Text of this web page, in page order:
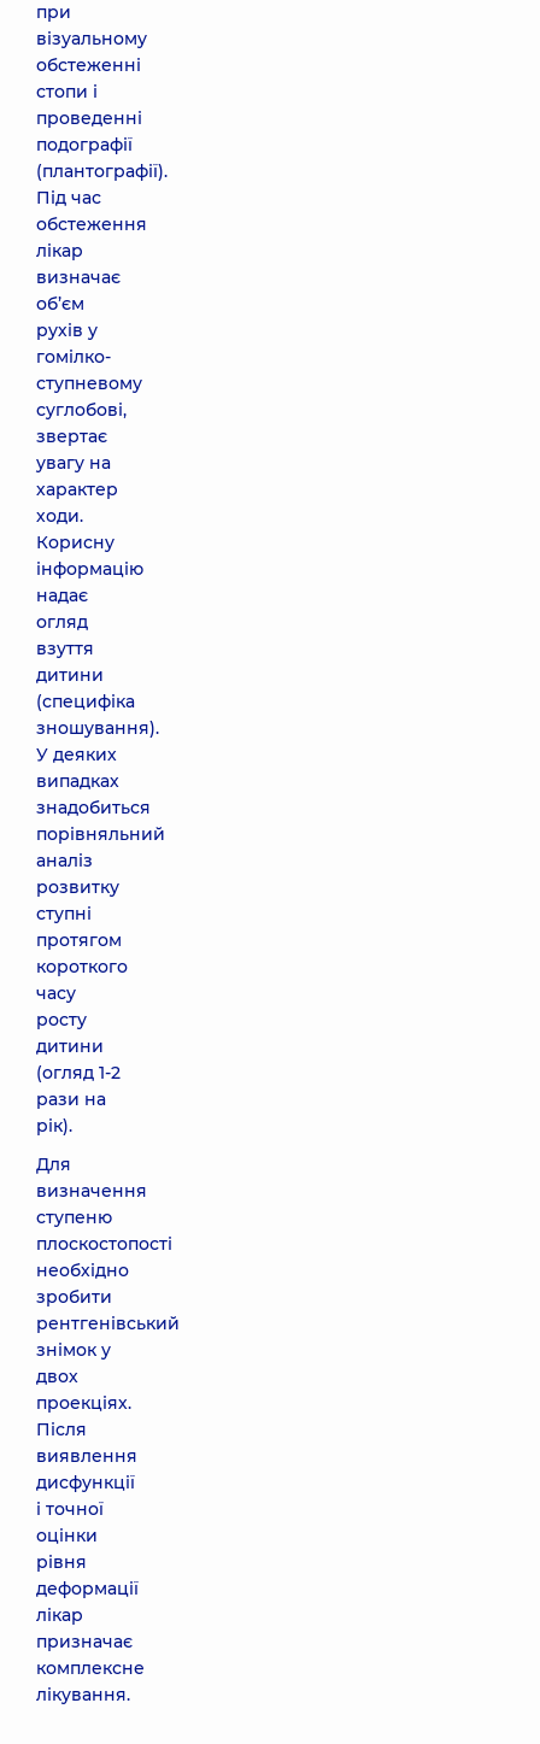
при
візуальному
обстеженні
стопи і
проведенні
подографії
(плантографії).
Під час
обстеження
лікар
визначає
об’єм
рухів у
гомілко-
ступневому
суглобові,
звертає
увагу на
характер
ходи.
Корисну
інформацію
надає
огляд
взуття
дитини
(специфіка
зношування).
У деяких
випадках
знадобиться
порівняльний
аналіз
розвитку
ступні
протягом
короткого
часу
росту
дитини
(огляд 1-2
рази на
рік).
Для
визначення
ступеню
плоскостопості
необхідно
зробити
рентгенівський
знімок у
двох
проекціях.
Після
виявлення
дисфункції
і точної
оцінки
рівня
деформації
лікар
призначає
комплексне
лікування.